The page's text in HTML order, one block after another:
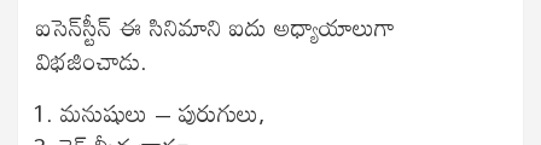
ఐసెన్‍స్టీన్‍ ఈ సినిమాని ఐదు అధ్యాయాలుగా
విభజించాడు.
మనుషులు – పురుగులు,